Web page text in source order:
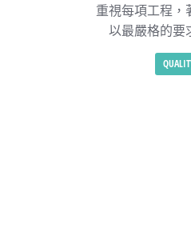
重視每項工程，
以最嚴格的要